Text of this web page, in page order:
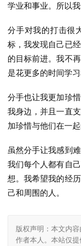
学业和事业。所以
分手对我的打击很
标，我发现自己已
的目标前进。我不
是花更多的时间学习
分手也让我更加珍
我身边，并且一直
加珍惜与他们在一起
虽然分手让我感到
我们每个人都有自
想。我希望我的经
己和周围的人。
版权声明：本文内
作者本人。本站仅